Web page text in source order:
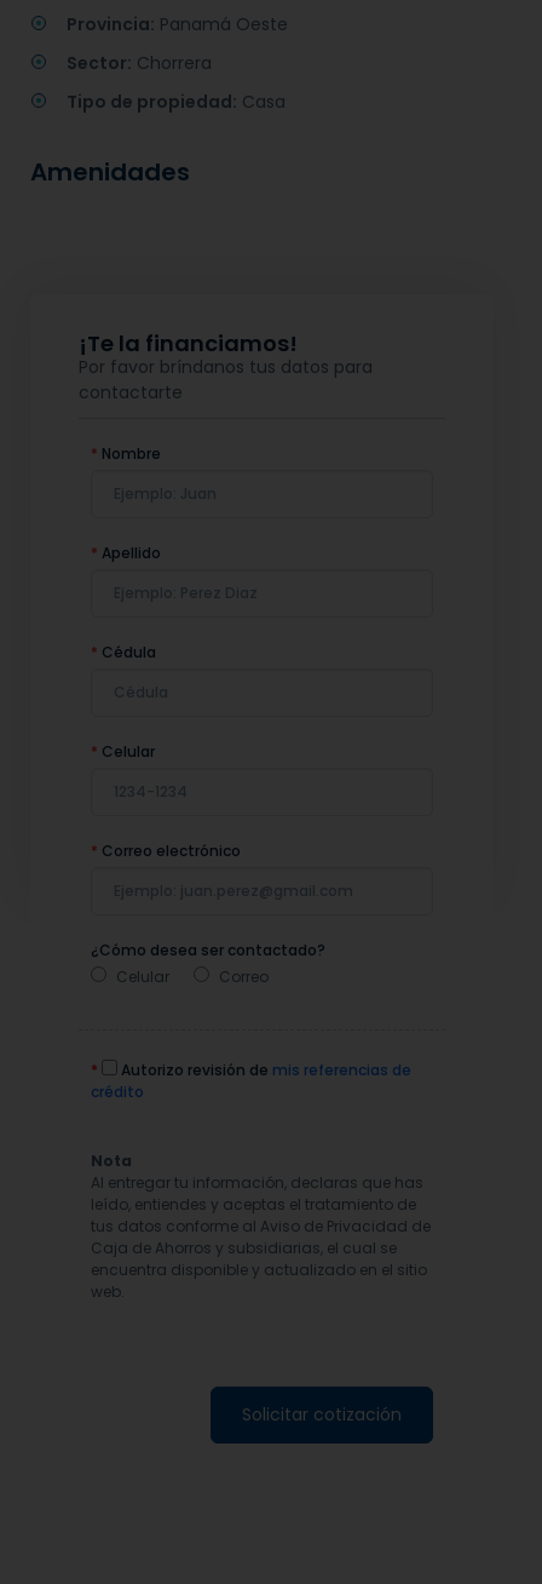
Provincia: Panamá Oeste
Sector: Chorrera
Tipo de propiedad: Casa
Amenidades
¡Te la financiamos!
Por favor bríndanos tus datos para
contactarte
* Nombre
* Apellido
* Cédula
* Celular
* Correo electrónico
¿Cómo desea ser contactado?
Celular
Correo
* Autorizo revisión de mis referencias de
crédito
Nota
Al entregar tu información, declaras que has
leído, entiendes y aceptas el tratamiento de
tus datos conforme al Aviso de Privacidad de
Caja de Ahorros y subsidiarias, el cual se
encuentra disponible y actualizado en el sitio
web.
Solicitar cotización